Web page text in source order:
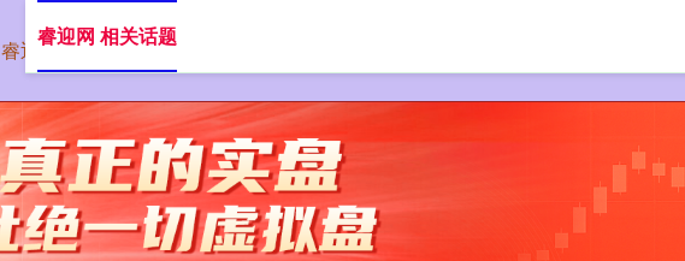
睿迎网 证券配资公司
睿迎网 相关话题